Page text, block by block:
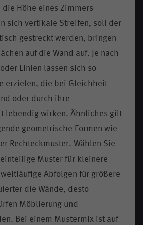
Höhe eines Zimmers
sich vertikale Streifen, soll der
gestreckt werden, bringen
auf die Wand auf. Je nach
Linien lassen sich so
erzielen, die bei Gleichheit
oder durch ihre
lebendig wirken. Ähnliches gilt
geometrische Formen wie
Rechteckmuster. Wählen Sie
Muster für kleinere
Abfolgen für größere
die Wände, desto
Möblierung und
Bei einem Mustermix ist auf